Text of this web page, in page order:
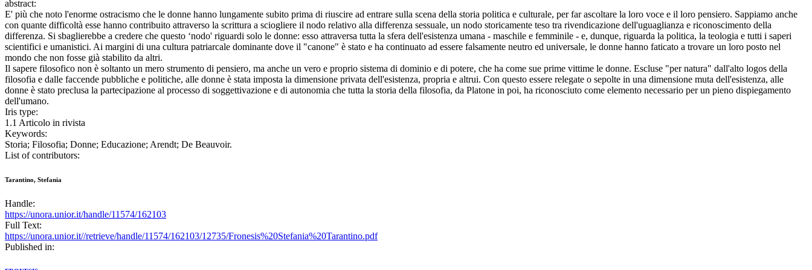
abstract:
E' più che noto l'enorme ostracismo che le donne hanno lungamente subito prima di riuscire ad entrare sulla scena della storia politica e culturale, per far ascoltare la loro voce e il loro pensiero. Sappiamo anche
con quante difficoltà esse hanno contribuito attraverso la scrittura a sciogliere il nodo relativo alla differenza sessuale, un nodo storicamente teso tra rivendicazione dell'uguaglianza e riconoscimento della
differenza. Si sbaglierebbe a credere che questo ‘nodo' riguardi solo le donne: esso attraversa tutta la sfera dell'esistenza umana - maschile e femminile - e, dunque, riguarda la politica, la teologia e tutti i saperi
scientifici e umanistici. Ai margini di una cultura patriarcale dominante dove il "canone" è stato e ha continuato ad essere falsamente neutro ed universale, le donne hanno faticato a trovare un loro posto nel
mondo che non fosse già stabilito da altri.
Il sapere filosofico non è soltanto un mero strumento di pensiero, ma anche un vero e proprio sistema di dominio e di potere, che ha come sue prime vittime le donne. Escluse "per natura" dall'alto logos della
filosofia e dalle faccende pubbliche e politiche, alle donne è stata imposta la dimensione privata dell'esistenza, propria e altrui. Con questo essere relegate o sepolte in una dimensione muta dell'esistenza, alle
donne è stato preclusa la partecipazione al processo di soggettivazione e di autonomia che tutta la storia della filosofia, da Platone in poi, ha riconosciuto come elemento necessario per un pieno dispiegamento
dell'umano.
Iris type:
1.1 Articolo in rivista
Keywords:
Storia; Filosofia; Donne; Educazione; Arendt; De Beauvoir.
List of contributors:
Tarantino, Stefania
Handle:
https://unora.unior.it/handle/11574/162103
Full Text:
https://unora.unior.it//retrieve/handle/11574/162103/12735/Fronesis%20Stefania%20Tarantino.pdf
Published in: